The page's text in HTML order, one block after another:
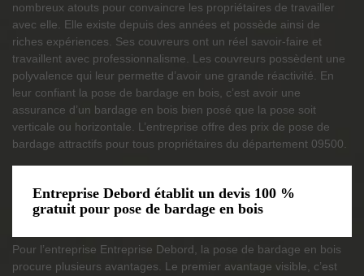
nombreux atouts pour convaincre les propriétaires de travailler
avec elle. Elle existe depuis des années et possède ainsi de
riches expériences. Ses couvreurs ont un réel savoir-faire et
travaillent avec professionnalisme. Les couvreurs possèdent une
polyvalence qui leur permette d’avoir une grande réactivité. En
leur confiant la pose de bardage en bois, c’est avoir une
assurance d’un bardage en bois bien posé que la pose soit
verticale ou horizontale. L’entreprise offre des prix de pose de
bardage attractifs pour tous propriétaires du département 09500.
Entreprise Debord établit un devis 100 %
gratuit pour pose de bardage en bois
Pour l’entreprise Entreprise Debord, la pose de bardage en bois
procure plusieurs avantages. Le premier avantage visible, c’est